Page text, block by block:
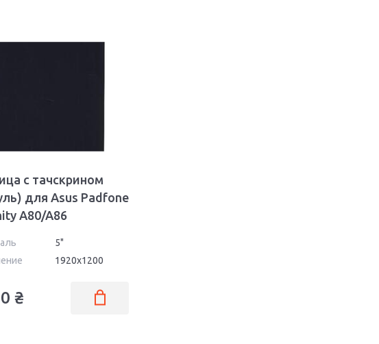
с тачскрином
для Asus Padfone
A80/A86
5"
1920x1200
₴